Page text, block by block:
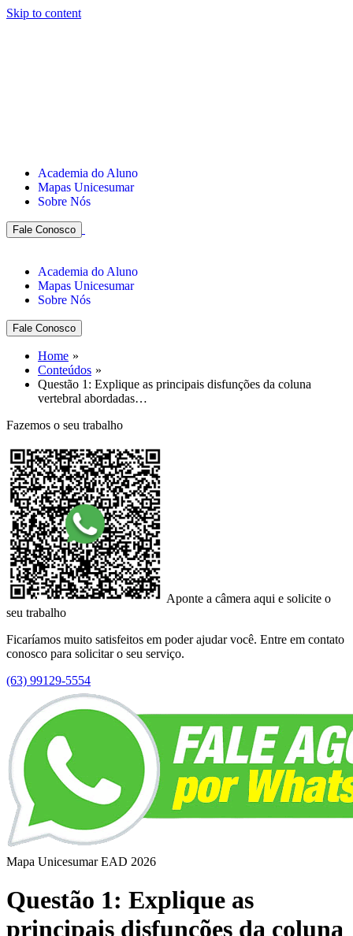
Skip to content
Academia do Aluno
Mapas Unicesumar
Sobre Nós
Fale Conosco
Academia do Aluno
Mapas Unicesumar
Sobre Nós
Fale Conosco
Home
Conteúdos
Questão 1: Explique as principais disfunções da coluna
vertebral abordadas…
Fazemos o seu trabalho
Aponte a câmera aqui e solicite o
seu trabalho
Ficaríamos muito satisfeitos em poder ajudar você. Entre em contato
conosco para solicitar o seu serviço.
(63) 99129-5554
Mapa Unicesumar EAD 2026
Questão 1: Explique as
principais disfunções da coluna